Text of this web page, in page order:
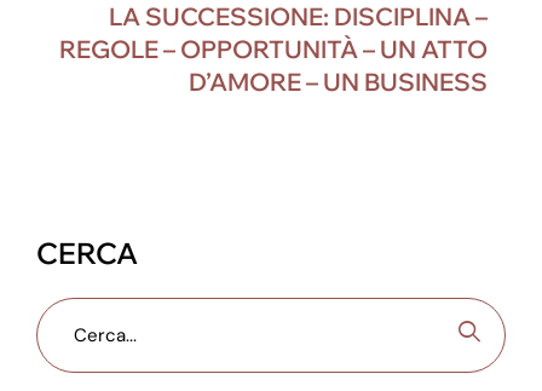
LA SUCCESSIONE: DISCIPLINA –
REGOLE – OPPORTUNITÀ – UN ATTO
D’AMORE – UN BUSINESS
CERCA